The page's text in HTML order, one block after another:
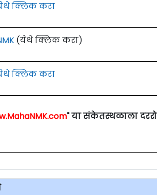
क्लिक करा
(येथे क्लिक करा)
क्लिक करा
" या संकेतस्थळाला